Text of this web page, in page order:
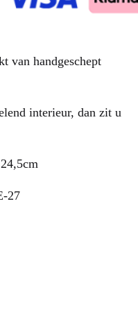
van handgeschept
interieur, dan zit u
27